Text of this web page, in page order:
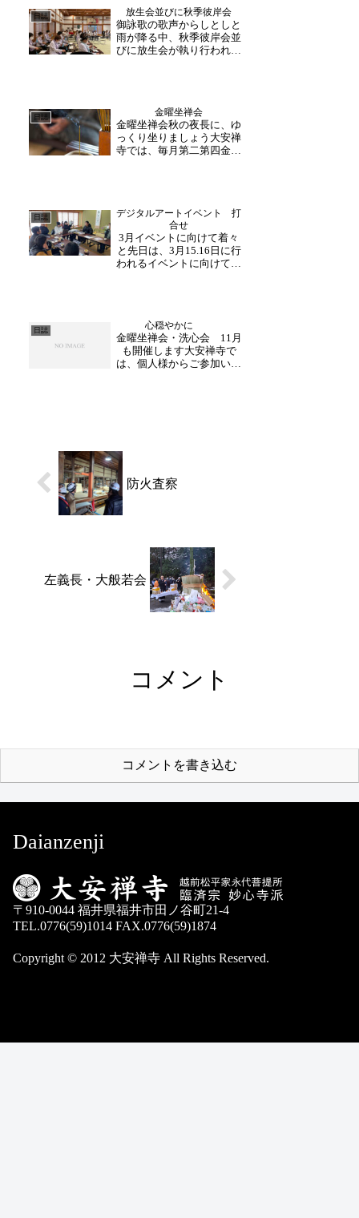
下さり、「良い時に来れ
て、よかったです」と月替
わりの御朱印を選ばれた
後、...
日誌 放生会並びに秋季彼岸会
御詠歌の歌声からしとしと
雨が降る中、秋季彼岸会並
びに放生会が執り行われま
に手を合わせてお参りされ
ました。法要後には、生き
とし生けるものすべてへ
の...
日誌 金曜坐禅会
金曜坐禅会秋の夜長に、ゆ
っくり坐りましょう大安禅
寺では、毎月第二第四金曜
ど、様々です。初めてお越
しの方は、分かりやすくご
指導いたしますので、お
気...
日誌
デジタルアートイベント 打
合せ
3月イベントに向けて着々
と先日は、3月15.16日に行
われるイベントに向けての
す。福井の文化財を未来へ
プロジェクトの一つとし
て、大安禅寺を舞台に、
ア...
日誌 心穏やかに
金曜坐禅会・洗心会 11月
も開催します大安禅寺で
は、個人様からご参加いた
たしております！金曜坐
防火査察
左義長・大般若会
コメント
コメントを書き込む
Daianzenji
〒910-0044 福井県福井市田ノ谷町21-4
TEL.0776(59)1014 FAX.0776(59)1874
Copyright © 2012 大安禅寺 All Rights Reserved.